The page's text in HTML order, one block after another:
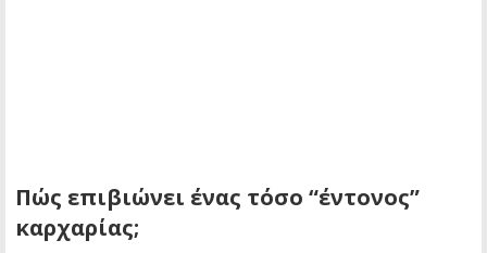
Πώς επιβιώνει ένας τόσο “έντονος”
καρχαρίας;